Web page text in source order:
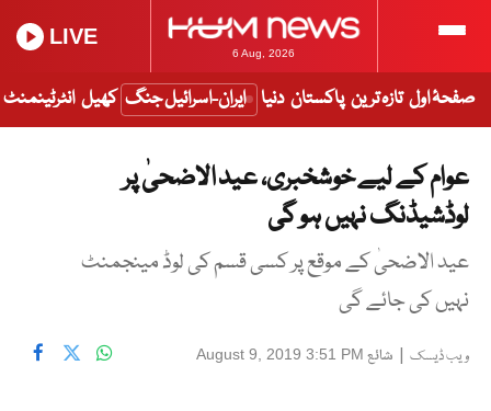
6 Aug, 2026
LIVE
صفحۂ اول تازہ ترین پاکستان دنیا ایران-اسرائیل جنگ کھیل انٹرٹینمنٹ
عوام کے لیے خوشخبری، عید الاضحیٰ پر
لوڈشیڈنگ نہیں ہو گی
عید الاضحیٰ کے موقع پر کسی قسم کی لوڈ مینجمنٹ
نہیں کی جائے گی
ویب ڈیسک | شائع August 9, 2019 3:51 PM